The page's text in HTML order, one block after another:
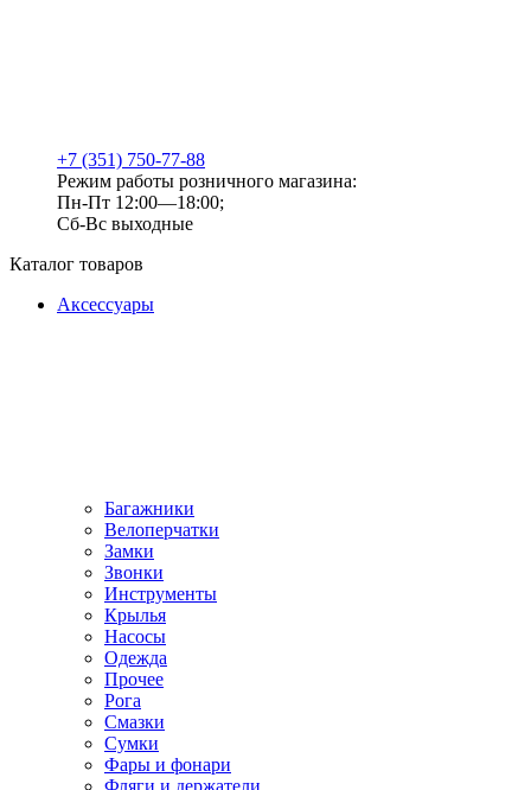
+7 (351) 750-77-88
Режим работы розничного магазина:
Пн-Пт 12:00—18:00;
Сб-Вс выходные
Каталог товаров
Аксессуары
Багажники
Велоперчатки
Замки
Звонки
Инструменты
Крылья
Насосы
Одежда
Прочее
Рога
Смазки
Сумки
Фары и фонари
Фляги и держатели